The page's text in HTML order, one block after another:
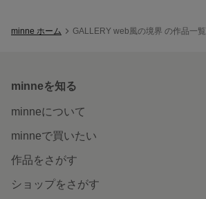
minne ホーム GALLERY web風の境界 の作品一覧
minneを知る
minneについて
minneで買いたい
作品をさがす
ショップをさがす